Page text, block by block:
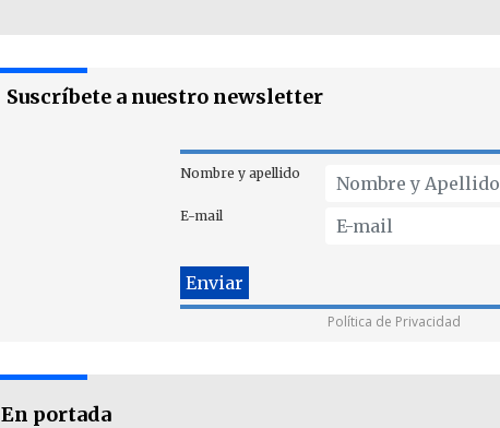
Suscríbete a nuestro newsletter
Nombre y apellido
E-mail
Política de Privacidad
En portada